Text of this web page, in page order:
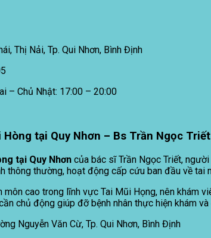
Thị Nải, Tp. Qui Nhơn, Bình Định
– Chủ Nhật: 17:00 – 20:00
Hòng tại Quy Nhơn – Bs Trần Ngọc Triết
tại Quy Nhơn của bác sĩ Trần Ngọc Triết,
thông thường, hoạt động cấp cứu ban đầu về tai
môn cao trong lĩnh vực Tai Mũi Họng, nên khám
chủ động giúp đỡ bệnh nhân thực hiện khám
Nguyễn Văn Cừ, Tp. Qui Nhơn, Bình Định